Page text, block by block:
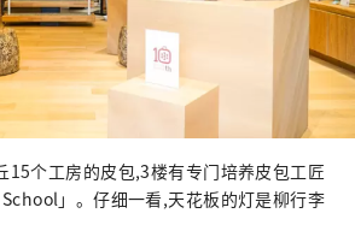
15个工房的皮包,3楼有专门培养皮包工匠
」。仔细一看,天花板的灯是柳行李